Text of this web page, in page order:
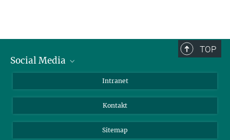
TOP
Social Media
LinkedIn
Intranet
Kontakt
Sitemap